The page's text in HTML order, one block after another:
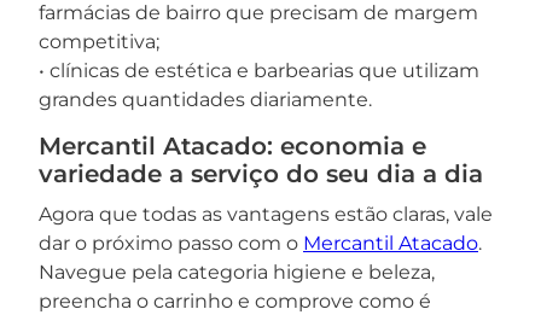
farmácias de bairro que precisam de margem
competitiva;
• clínicas de estética e barbearias que utilizam
grandes quantidades diariamente.
Mercantil Atacado: economia e
variedade a serviço do seu dia a dia
Agora que todas as vantagens estão claras, vale
dar o próximo passo com o Mercantil Atacado.
Navegue pela categoria higiene e beleza,
preencha o carrinho e comprove como é